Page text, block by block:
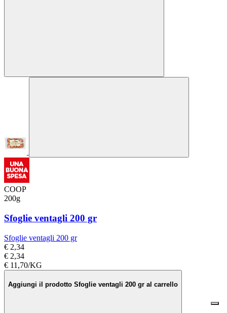
COOP
200g
Sfoglie ventagli 200 gr
Sfoglie ventagli 200 gr
€ 2,34
€ 2,34
€ 11,70/KG
Aggiungi il prodotto Sfoglie ventagli 200 gr al carrello